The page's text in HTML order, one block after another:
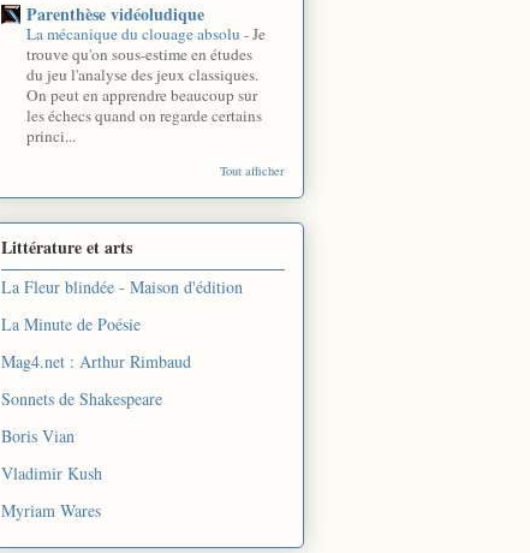
Parenthèse vidéoludique
La mécanique du clouage absolu -Je
trouve qu'on sous-estime en études
du jeu l'analyse des jeux classiques.
On peut en apprendre beaucoup sur
les échecs quand on regarde certains
princi...
Tout afficher
Littérature et arts
La Fleur blindée - Maison d'édition
La Minute de Poésie
Mag4.net : Arthur Rimbaud
Sonnets de Shakespeare
Boris Vian
Vladimir Kush
Myriam Wares